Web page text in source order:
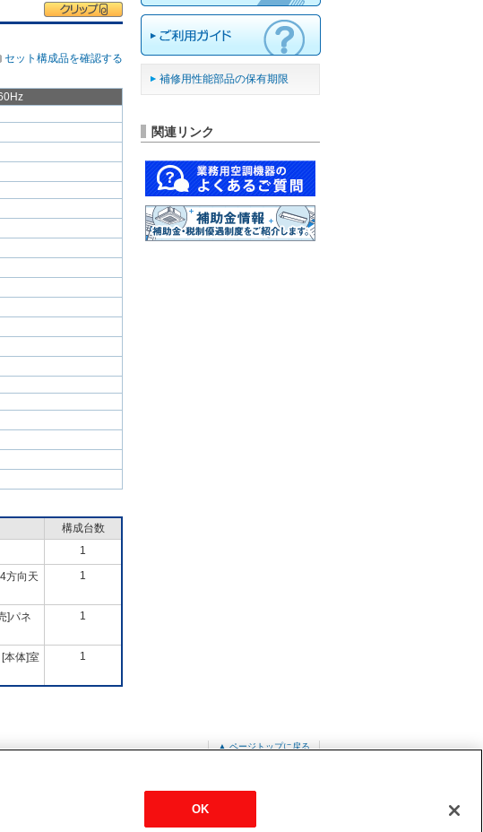
セット構成品を確認する
構成台数
1
方向天
1
]パネ
1
本体]室
1
補修用性能部品の保有期限
関連リンク
▲ ページトップに戻る
4方向天井カセット形<コンパクトカセット> PLZ-ZRMP56G3
OK